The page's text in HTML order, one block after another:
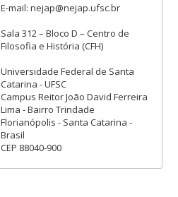
E-mail: nejap@nejap.ufsc.br
Sala 312 – Bloco D – Centro de
Filosofia e História (CFH)
Universidade Federal de Santa
Catarina - UFSC
Campus Reitor João David Ferreira
Lima - Bairro Trindade
Florianópolis - Santa Catarina -
Brasil
CEP 88040-900